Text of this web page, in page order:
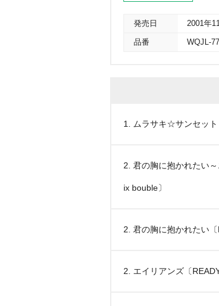
発売日 2001年
品番 WQJL-77
1. ムラサキ☆サンセット
2. 君の胸に抱かれたい
ix bouble〕
2. 君の胸に抱かれたい
2. エイリアンズ〔